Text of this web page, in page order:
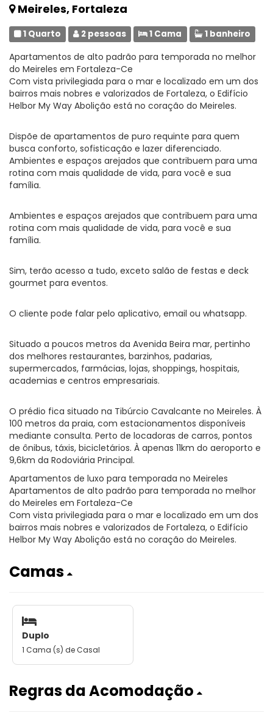
Meireles, Fortaleza
1 Quarto 2 pessoas 1 Cama 1 banheiro
Apartamentos de alto padrão para temporada no melhor
do Meireles em Fortaleza-Ce
Com vista privilegiada para o mar e localizado em um dos
bairros mais nobres e valorizados de Fortaleza, o Edifício
Helbor My Way Abolição está no coração do Meireles.
Dispõe de apartamentos de puro requinte para quem
busca conforto, sofisticação e lazer diferenciado.
Ambientes e espaços arejados que contribuem para uma
rotina com mais qualidade de vida, para você e sua
família.
Ambientes e espaços arejados que contribuem para uma
rotina com mais qualidade de vida, para você e sua
família.
Sim, terão acesso a tudo, exceto salão de festas e deck
gourmet para eventos.
O cliente pode falar pelo aplicativo, email ou whatsapp.
Situado a poucos metros da Avenida Beira mar, pertinho
dos melhores restaurantes, barzinhos, padarias,
supermercados, farmácias, lojas, shoppings, hospitais,
academias e centros empresariais.
O prédio fica situado na Tibúrcio Cavalcante no Meireles. À
100 metros da praia, com estacionamentos disponíveis
mediante consulta. Perto de locadoras de carros, pontos
de ônibus, táxis, bicicletários. À apenas 11km do aeroporto e
9,6km da Rodoviária Principal.
Apartamentos de luxo para temporada no Meireles
Apartamentos de alto padrão para temporada no melhor
do Meireles em Fortaleza-Ce
Com vista privilegiada para o mar e localizado em um dos
bairros mais nobres e valorizados de Fortaleza, o Edifício
Helbor My Way Abolição está no coração do Meireles.
Camas
Duplo
1 Cama (s) de Casal
Regras da Acomodação